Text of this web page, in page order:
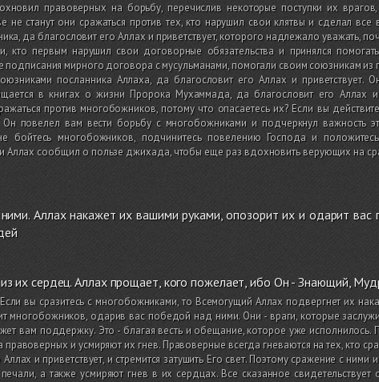
правоверных на борьбу, перечислив некоторые поступки их
не станут они сражаться против тех, кто нарушил свои клятвы и сделал
да благословит его Аллах и приветствует, которого надлежало уважать,
кто первым нарушил свои договорные обязательства и принялся
подписания мирного договора с мусульманами, помогали своим союзникам из
посланника Аллаха, да благословит его Аллах и
в книгах о жизни Пророка Мухаммада, да благословит его Аллах и
против многобожников, потому что опасаетесь их? Если вы
Он повелел вам вести борьбу с многобожниками и подчеркнул важность
бойтесь многобожников, подчинитесь повелению Господа и
Аллах сообщил о пользе джихада, чтобы еще раз вдохновить верующих на
Аллах накажет их вашими руками, опозорит их и одарит
из их сердец. Аллах прощает, кого пожелает, ибо Он - Знающий,
вы сразитесь с многобожниками, то Всемогущий Аллах подвергнет их
многобожников, одарив вас победой над ними. Они - враги, которые
вам поддержку. Это - благая весть и обещание, которое уже
правоверных и усмиряют их гнев. Правоверные всегда гневаются на тех, кто
Аллах и приветствует, и стремится затушить Его свет. Поэтому сражение с
а также усмиряют гнев в их сердцах. Все сказанное